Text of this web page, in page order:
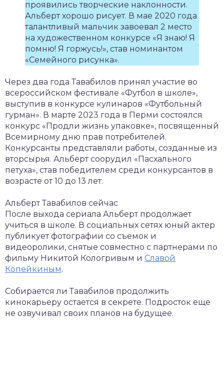
проявились творческие наклонности.
Альберт хорошо рисует. В мае 2020 года
талантливый мальчик завоевал 2 место
на художественном конкурсе «Я знаю! Я
помню! Я горжусь!», став номинантом
«Семейного рисунка».
Через два года Тавабилов принял участие во
всероссийском фестивале «Футбол в школе»,
выступив в конкурсе кулинаров «Футбольный
гурман». В марте 2023 года в Перми состоялся
конкурс «Продли жизнь упаковке», посвященный
Всемирному дню прав потребителей.
Конкурсанты представляли работы, созданные из
вторсырья. Альберт соорудил «Пасхального
петуха», став победителем среди конкурсантов в
возрасте от 10 до 13 лет.
Альберт Тавабилов сейчас
После выхода сериала Альберт продолжает
учиться в школе. В социальных сетях юный актер
публикует фотографии со съемок и
видеоролики, снятые совместно с партнерами по
фильму Никитой Кологривым и Славой
Копейкиным.
Собирается ли Тавабилов продолжить
кинокарьеру остается в секрете. Подросток еще
не озвучивал своих планов на будущее.